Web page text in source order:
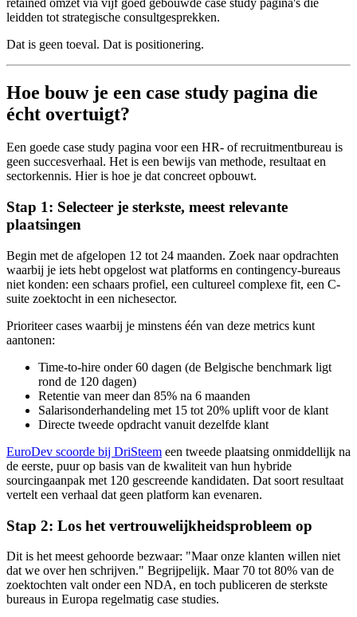
leidden tot strategische consultgesprekken.
Dat is geen toeval. Dat is positionering.
Hoe bouw je een case study pagina die
écht overtuigt?
Een goede case study pagina voor een HR- of recruitmentbureau is
geen succesverhaal. Het is een bewijs van methode, resultaat en
sectorkennis. Hier is hoe je dat concreet opbouwt.
Stap 1: Selecteer je sterkste, meest relevante
plaatsingen
Begin met de afgelopen 12 tot 24 maanden. Zoek naar opdrachten
waarbij je iets hebt opgelost wat platforms en contingency-bureaus
niet konden: een schaars profiel, een cultureel complexe fit, een C-
suite zoektocht in een nichesector.
Prioriteer cases waarbij je minstens één van deze metrics kunt
aantonen:
Time-to-hire onder 60 dagen (de Belgische benchmark ligt
rond de 120 dagen)
Retentie van meer dan 85% na 6 maanden
Salarisonderhandeling met 15 tot 20% uplift voor de klant
Directe tweede opdracht vanuit dezelfde klant
EuroDev scoorde bij DriSteem een tweede plaatsing onmiddellijk na
de eerste, puur op basis van de kwaliteit van hun hybride
sourcingaanpak met 120 gescreende kandidaten. Dat soort resultaat
vertelt een verhaal dat geen platform kan evenaren.
Stap 2: Los het vertrouwelijkheidsprobleem op
Dit is het meest gehoorde bezwaar: "Maar onze klanten willen niet
dat we over hen schrijven." Begrijpelijk. Maar 70 tot 80% van de
zoektochten valt onder een NDA, en toch publiceren de sterkste
bureaus in Europa regelmatig case studies.